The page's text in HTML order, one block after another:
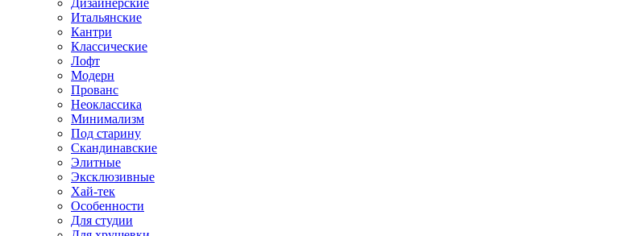
Итальянские
Кантри
Классические
Лофт
Модерн
Прованс
Неоклассика
Минимализм
Под старину
Скандинавские
Элитные
Эксклюзивные
Хай-тек
Особенности
Для студии